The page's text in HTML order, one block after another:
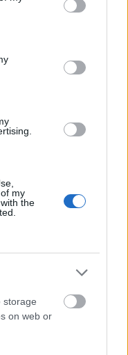
in below Google
my
the
storage
on web or
a bordo non
toilette mobili di
Le bustine
serbatoio e aiuta
favorendo la
igienica. Una
più lunghi.